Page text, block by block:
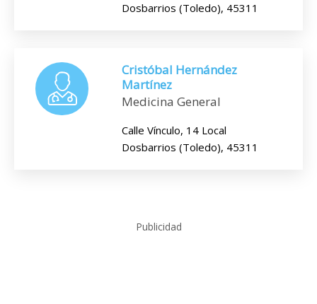
Dosbarrios (Toledo), 45311
Cristóbal Hernández
Martínez
Medicina General
Calle Vínculo, 14 Local
Dosbarrios (Toledo), 45311
Publicidad